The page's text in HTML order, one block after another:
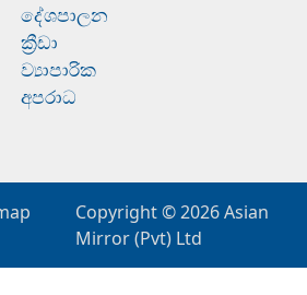
දේශපාලන
ක්‍රීඩා
ව්‍යාපාරික
අපරාධ
Copyright © 2026Asian
Mirror (Pvt) Ltd